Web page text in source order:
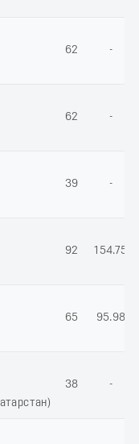
62 -
62 -
39 -
92 154.75
65 95.98
38 -